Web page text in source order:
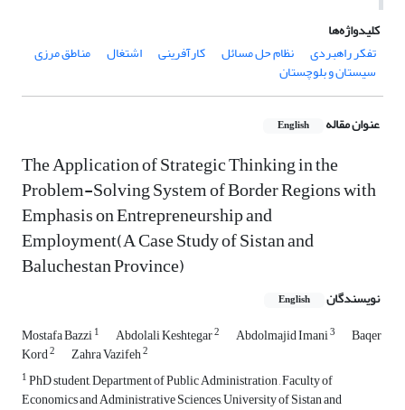
کلیدواژه‌ها
تفکر راهبردی
نظام حل مسائل کارآفرینی اشتغال مناطق مرزی
سیستان و بلوچستان
عنوان مقاله English
The Application of Strategic Thinking in the
Problem-Solving System of Border Regions with
Emphasis on Entrepreneurship and
Employment(A Case Study of Sistan and
Baluchestan Province)
نویسندگان English
Mostafa Bazzi1 Abdolali Keshtegar2 Abdolmajid Imani3 Baqer
Kord2 Zahra Vazifeh2
1PhD student, Department of Public Administration , Faculty of
Economics and Administrative Sciences, University of Sistan and